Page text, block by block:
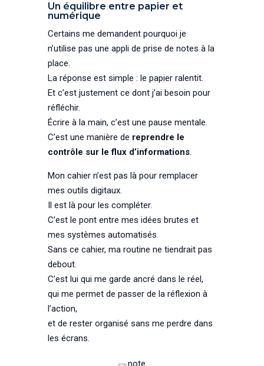
Un équilibre entre papier et
numérique
Certains me demandent pourquoi je
n’utilise pas une appli de prise de notes à la
place.
La réponse est simple : le papier ralentit.
Et c’est justement ce dont j’ai besoin pour
réfléchir.
Écrire à la main, c’est une pause mentale.
C’est une manière de reprendre le
contrôle sur le flux d’informations.
Mon cahier n’est pas là pour remplacer
mes outils digitaux.
Il est là pour les compléter.
C’est le pont entre mes idées brutes et
mes systèmes automatisés.
Sans ce cahier, ma routine ne tiendrait pas
debout.
C’est lui qui me garde ancré dans le réel,
qui me permet de passer de la réflexion à
l’action,
et de rester organisé sans me perdre dans
les écrans.